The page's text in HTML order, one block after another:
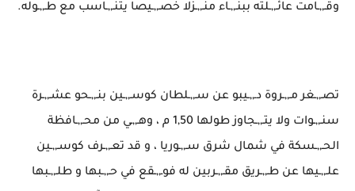
وقـ,,ـامت عائـ,,ـلته ببنـ,,ـاء منـ,,ـزلا خصـ,,ـيصا يتنـ,,ـاسب مع طـ,,ـوله.
تصـ,,ـغر مـ,,ـروة دـ,,ـيبو عن سـ,,ـلطان كوسـ,,ـين بنـ,,ـحو عشـ,,ـرة
سنـ,,ـوات ولا يتـ,,ـجاوز طولها 1,50 م ، وهـ,,ـي من محـ,,ـافظة
الحـ,,ـسكة في شمال شرق سـ,,ـوريا ، و قد تعـ,,ـرف كوسـ,,ـين
علـ,,ـيها عن طـ,,ـريق مقـ,,ـربين له فوـ,,ـقع في حـ,,ـبها و طلـ,,ـبها